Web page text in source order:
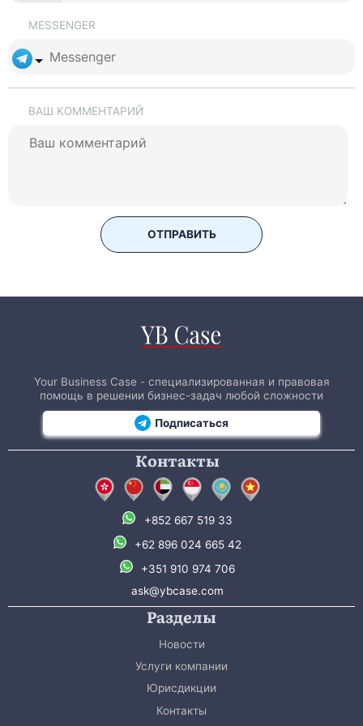
MESSENGER
ВАШ КОММЕНТАРИЙ
ОТПРАВИТЬ
Your Business Case - специализированная и правовая
помощь в решении бизнес-задач любой сложности
Подписаться
Контакты
+852 667 519 33
+62 896 024 665 42
+351 910 974 706
ask@ybcase.com
Разделы
Новости
Услуги компании
Юрисдикции
Контакты